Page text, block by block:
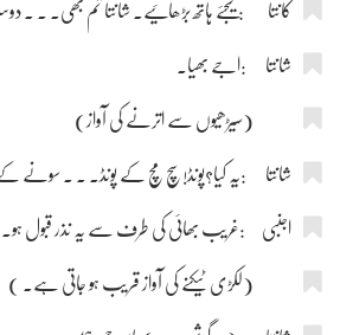
کانتا :لیجئے ہاتھ بڑھائیے۔ شانتا تم بھی۔ ۔ ۔
شانتا :اجے بھیا۔
(سیڑھیوں سے اترنے کی آواز)
شانتا :یہ کیا؟پونڈ!سچ مچ کے پونڈ۔ ۔ ۔ سونے کے
اجنبی :غریب بھائی کی طرف سے یہ نذر قبول ہو۔
(لکڑی ٹیکنے کی آواز قریب ہو جاتی ہے۔ )